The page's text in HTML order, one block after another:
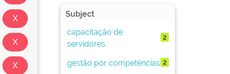
Subject
capacitação de
servidores
2
gestão por competências 2